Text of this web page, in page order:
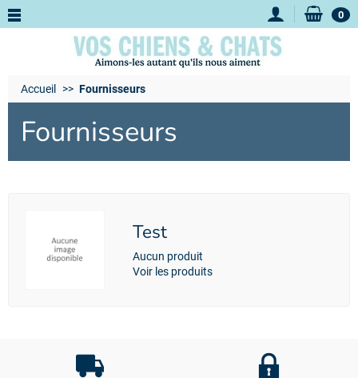
0
Accueil Fournisseurs
Fournisseurs
Test
Aucun produit
Voir les produits